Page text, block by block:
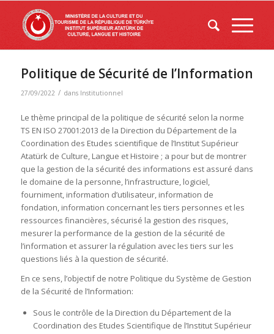
Politique de Sécurité de l’Information
27/09/2022 / dans Institutionnel
Le thème principal de la politique de sécurité selon la norme
TS EN ISO 27001:2013 de la Direction du Département de la
Coordination des Etudes scientifique de l’Institut Supérieur
Atatürk de Culture, Langue et Histoire ; a pour but de montrer
que la gestion de la sécurité des informations est assuré dans
le domaine de la personne, l’infrastructure, logiciel,
fourniment, information d’utilisateur, information de
fondation, information concernant les tiers personnes et les
ressources financières, sécurisé la gestion des risques,
mesurer la performance de la gestion de la sécurité de
l’information et assurer la régulation avec les tiers sur les
questions liés à la question de sécurité.
En ce sens, l’objectif de notre Politique du Système de Gestion
de la Sécurité de l’Information:
Sous le contrôle de la Direction du Département de la
Coordination des Etudes Scientifique de l’Institut Supérieur